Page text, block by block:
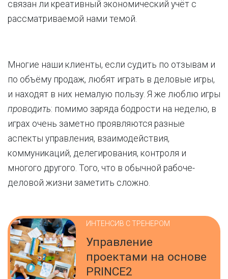
связан ли креативный экономический учёт с
рассматриваемой нами темой.
Многие наши клиенты, если судить по отзывам и
по объёму продаж, любят играть в деловые игры,
и находят в них немалую пользу. Я же люблю игры
проводить: помимо заряда бодрости на неделю, в
играх очень заметно проявляются разные
аспекты управления, взаимодействия,
коммуникаций, делегирования, контроля и
многого другого. Того, что в обычной рабоче-
деловой жизни заметить сложно.
ИНТЕНСИВ С ТРЕНЕРОМ
Управление
проектами на основе
PRINCE2